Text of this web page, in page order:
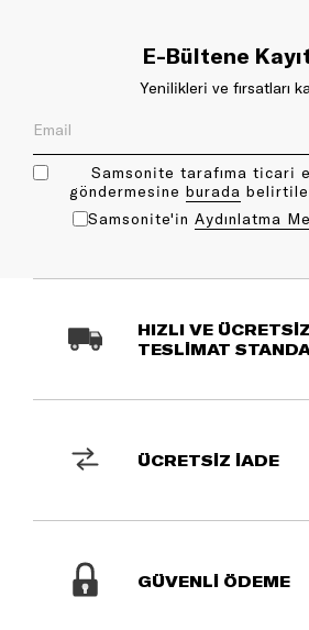
E-Bültene
Yenilikleri ve fırsatları
Samsonite tarafıma ticari
göndermesine bu rada
Samsonite'in Aydınlatma
HIZLI VE ÜCRETSİZ
TESLİMAT
ÜCRETSİZ İADE
GÜVENLİ ÖDEME